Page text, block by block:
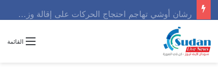
القائمة